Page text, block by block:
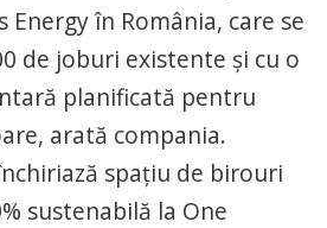
Energy în România, care se
de joburi existente și cu o
planificată pentru
arată compania.
spațiu de birouri
sustenabilă la One